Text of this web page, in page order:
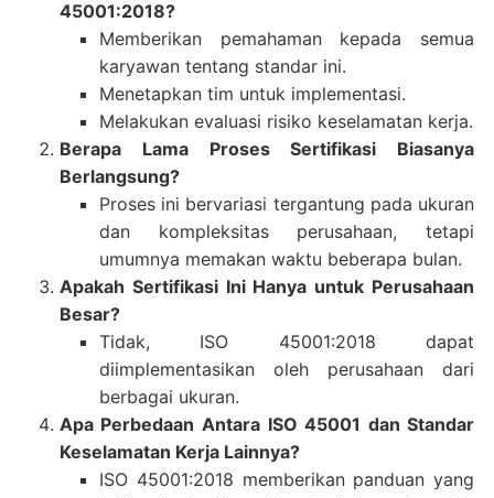
45001:2018?
Memberikan pemahaman kepada semua
karyawan tentang standar ini.
Menetapkan tim untuk implementasi.
Melakukan evaluasi risiko keselamatan kerja.
Berapa Lama Proses Sertifikasi Biasanya
Berlangsung?
Proses ini bervariasi tergantung pada ukuran
dan kompleksitas perusahaan, tetapi
umumnya memakan waktu beberapa bulan.
Apakah Sertifikasi Ini Hanya untuk Perusahaan
Besar?
Tidak, ISO 45001:2018 dapat
diimplementasikan oleh perusahaan dari
berbagai ukuran.
Apa Perbedaan Antara ISO 45001 dan Standar
Keselamatan Kerja Lainnya?
ISO 45001:2018 memberikan panduan yang